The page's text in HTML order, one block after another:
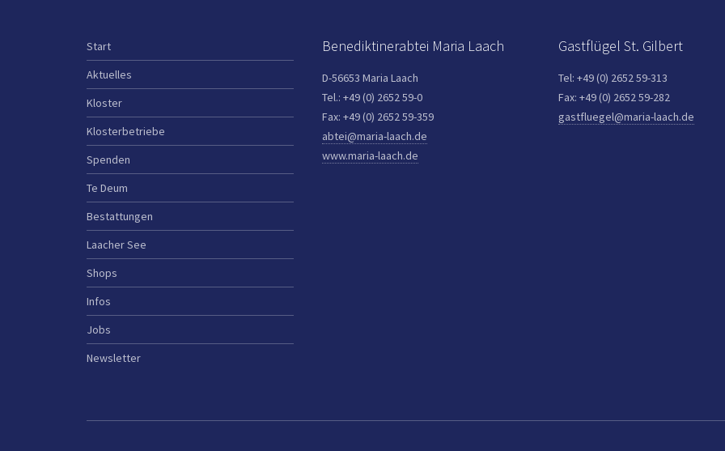
Start
Aktuelles
Kloster
Klosterbetriebe
Spenden
Te Deum
Bestattungen
Laacher See
Shops
Infos
Jobs
Newsletter
Benediktinerabtei Maria Laach
D-56653 Maria Laach
Tel.: +49 (0) 2652 59-0
Fax: +49 (0) 2652 59-359
abtei@maria-laach.de
www.maria-laach.de
Gastflügel St. Gilbert
Tel: +49 (0) 2652 59-313
Fax: +49 (0) 2652 59-282
gastfluegel@maria-laach.de